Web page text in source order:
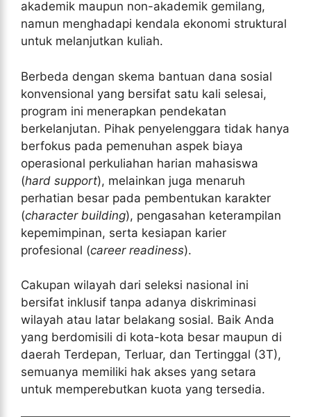
akademik maupun non-akademik gemilang,
namun menghadapi kendala ekonomi struktural
untuk melanjutkan kuliah.
Berbeda dengan skema bantuan dana sosial
konvensional yang bersifat satu kali selesai,
program ini menerapkan pendekatan
berkelanjutan. Pihak penyelenggara tidak hanya
berfokus pada pemenuhan aspek biaya
operasional perkuliahan harian mahasiswa
(hard support), melainkan juga menaruh
perhatian besar pada pembentukan karakter
(character building), pengasahan keterampilan
kepemimpinan, serta kesiapan karier
profesional (career readiness).
Cakupan wilayah dari seleksi nasional ini
bersifat inklusif tanpa adanya diskriminasi
wilayah atau latar belakang sosial. Baik Anda
yang berdomisili di kota-kota besar maupun di
daerah Terdepan, Terluar, dan Tertinggal (3T),
semuanya memiliki hak akses yang setara
untuk memperebutkan kuota yang tersedia.